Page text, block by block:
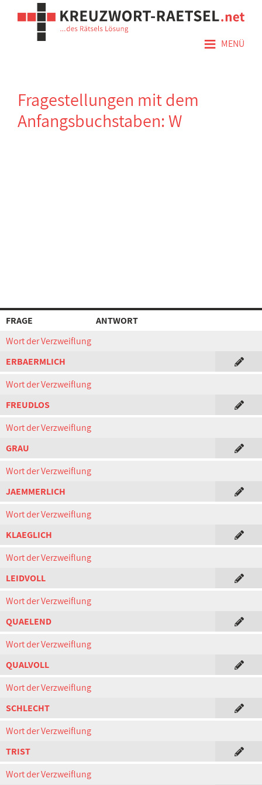
≡ MENÜ
Fragestellungen mit dem
Anfangsbuchstaben: W
FRAGE
ANTWORT
Wort der Verzweiflung
ERBAERMLICH
Wort der Verzweiflung
FREUDLOS
Wort der Verzweiflung
GRAU
Wort der Verzweiflung
JAEMMERLICH
Wort der Verzweiflung
KLAEGLICH
Wort der Verzweiflung
LEIDVOLL
Wort der Verzweiflung
QUAELEND
Wort der Verzweiflung
QUALVOLL
Wort der Verzweiflung
SCHLECHT
Wort der Verzweiflung
TRIST
Wort der Verzweiflung